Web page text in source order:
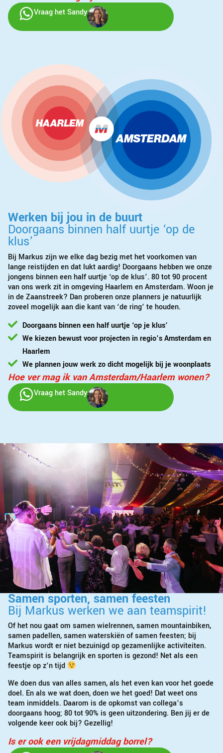
Vraag het Sandy
Werken bij jou in de buurt
Doorgaans binnen half uurtje ‘op de
klus’
Bij Markus zijn we elke dag bezig met het voorkomen van
lange reistijden en dat lukt aardig! Doorgaans hebben we onze
jongens binnen een half uurtje ‘op de klus’. 80 tot 90 procent
van ons werk zit in omgeving Haarlem en Amsterdam. Woon je
in de Zaanstreek? Dan proberen onze planners je natuurlijk
zoveel mogelijk aan die kant van ‘de ring’ te houden.
Doorgaans binnen een half uurtje ‘op je klus’
We kiezen bewust voor projecten in regio’s Amsterdam en
Haarlem
We plannen jouw werk zo dicht mogelijk bij je woonplaats
Hoe ver mag ik van Amsterdam/Haarlem wonen?
Vraag het Sandy
Samen sporten, samen feesten
Bij Markus werken we aan teamspirit!
Of het nou gaat om samen wielrennen, samen mountainbiken,
samen padellen, samen waterskiën of samen feesten; bij
Markus wordt er niet bezuinigd op gezamenlijke activiteiten.
Teamspirit is belangrijk en sporten is gezond! Net als een
feestje op z’n tijd
We doen dus van alles samen, als het even kan voor het goede
doel. En als we wat doen, doen we het goed! Dat weet ons
team inmiddels. Daarom is de opkomst van collega’s
doorgaans hoog; 80 tot 90% is geen uitzondering. Ben jij er de
volgende keer ook bij? Gezellig!
Is er ook een vrijdagmiddag borrel?